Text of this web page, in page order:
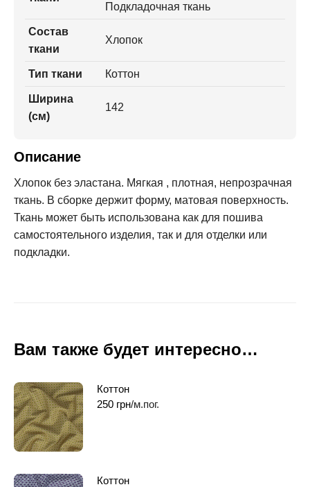
Подкладочная ткань
Состав
ткани
Хлопок
Тип ткани Коттон
Ширина
(см)
142
Описание
Хлопок без эластана. Мягкая , плотная, непрозрачная
ткань. В сборке держит форму, матовая поверхность.
Ткань может быть использована как для пошива
самостоятельного изделия, так и для отделки или
подкладки.
Вам также будет интересно…
Коттон
250 грн/м.пог.
Коттон